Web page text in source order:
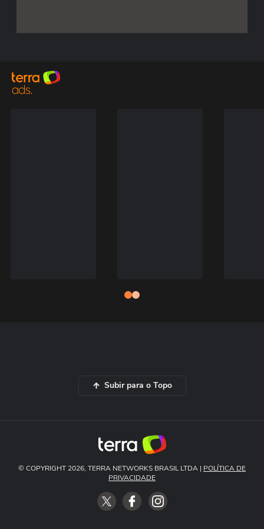
Subir para o Topo
© COPYRIGHT 2026, TERRA NETWORKS BRASIL LTDA | POLÍTICA DE
PRIVACIDADE